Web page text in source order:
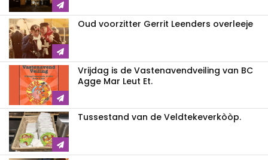
Oud voorzitter Gerrit Leenders overleeje
Vrijdag is de Vastenavendveiling van BC
Agge Mar Leut Et.
Tussestand van de Veldtekeverkòòp.